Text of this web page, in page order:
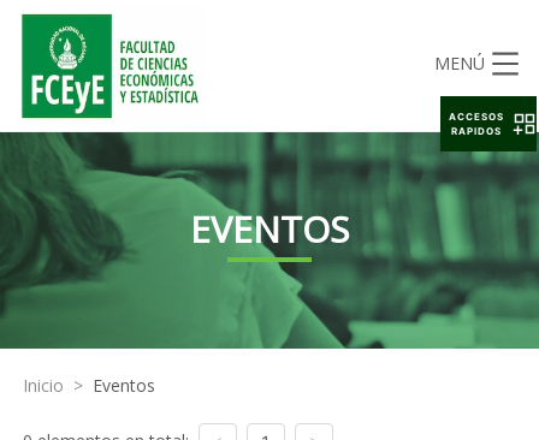
MENÚ
EVENTOS
Inicio > Eventos
ACCESOS
RAPIDOS